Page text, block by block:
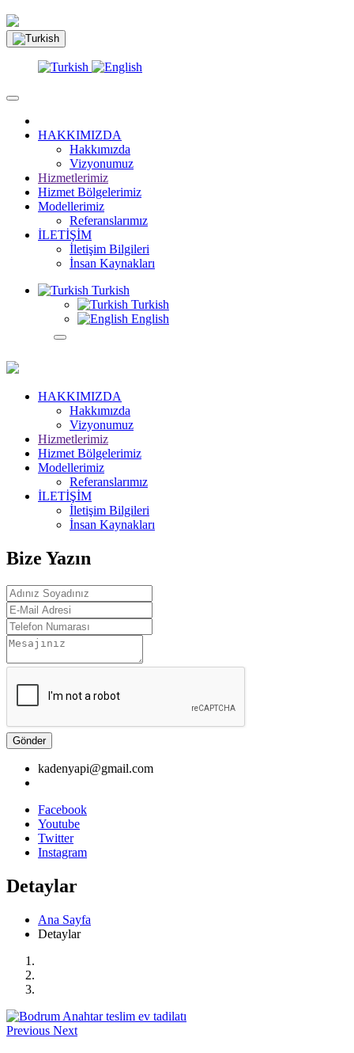
HAKKIMIZDA
Hakkımızda
Vizyonumuz
Hizmetlerimiz
Hizmet Bölgelerimiz
Modellerimiz
Referanslarımız
İLETİŞİM
İletişim Bilgileri
İnsan Kaynakları
Turkish
Turkish
English
HAKKIMIZDA
Hakkımızda
Vizyonumuz
Hizmetlerimiz
Hizmet Bölgelerimiz
Modellerimiz
Referanslarımız
İLETİŞİM
İletişim Bilgileri
İnsan Kaynakları
Bize Yazın
Gönder
kadenyapi@gmail.com
Facebook
Youtube
Twitter
Instagram
Detaylar
Ana Sayfa
Detaylar
Previous Next